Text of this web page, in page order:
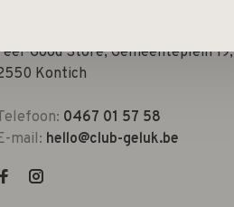
Good Store, Gemeenteplein 19,
Kontich
0467 01 57 58
mail: hello@club-geluk.be